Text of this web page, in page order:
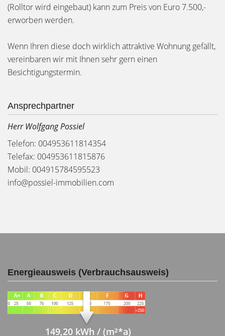
(Rolltor wird eingebaut) kann zum Preis von Euro 7.500,-
erworben werden.
Wenn Ihren diese doch wirklich attraktive Wohnung gefällt,
vereinbaren wir mit Ihnen sehr gern einen
Besichtigungstermin.
Ansprechpartner
Herr Wolfgang Possiel
Telefon: 004953611814354
Telefax: 004953611815876
Mobil: 004915784595523
info@possiel-immobilien.com
Energieausweis (Verbrauchsausweis)
149,20 kWh / (m²*a)